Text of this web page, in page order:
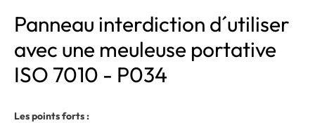
Panneau interdiction d´utiliser
avec une meuleuse portative
ISO 7010 - P034
Les points forts :